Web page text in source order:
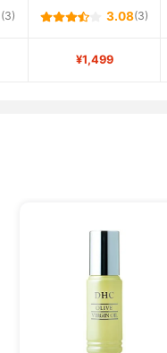
(3) 3.08(3)
¥1,499